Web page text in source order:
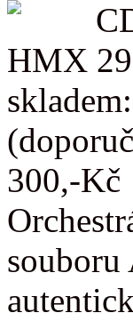
HMX
300,-Kč